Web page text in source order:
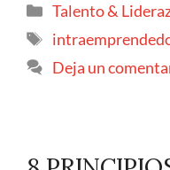
Talento &
Deja un